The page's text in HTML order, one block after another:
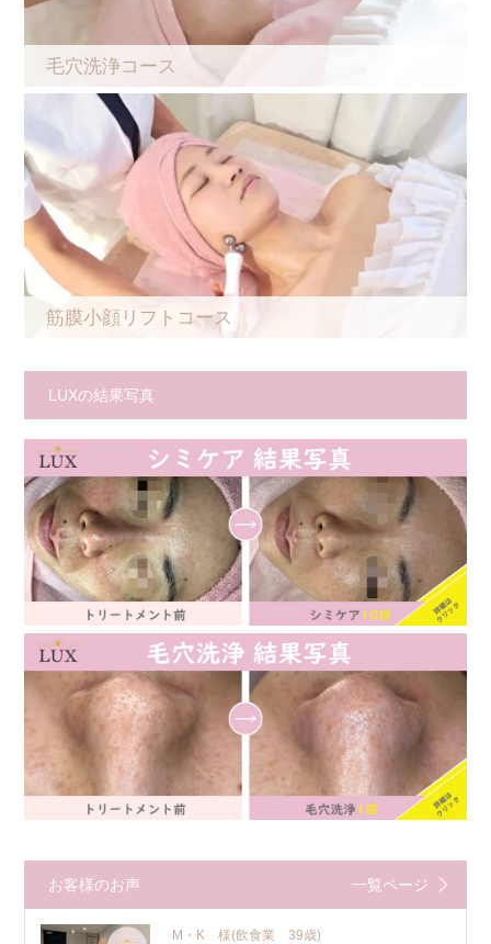
毛穴洗浄コース
筋膜小顔リフトコース
LUXの結果写真
お客様のお声 一覧ページ
M・K 様(飲食業 39歳)